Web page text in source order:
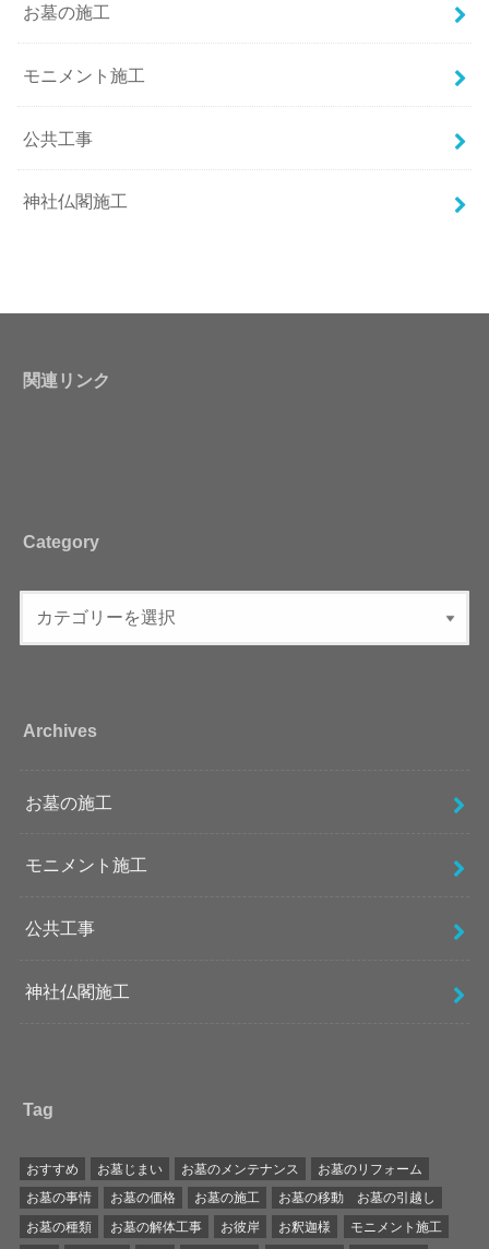
お墓の施工
モニメント施工
公共工事
神社仏閣施工
関連リンク
Category
Archives
お墓の施工
モニメント施工
公共工事
神社仏閣施工
Tag
おすすめ お墓じまい お墓のメンテナンス
お墓のリフォーム
お墓の事情
お墓の価格 お墓の施工
お墓の移動 お墓の引越し
お墓の種類
お墓の解体工事 お彼岸 お釈迦様
モニメント施工